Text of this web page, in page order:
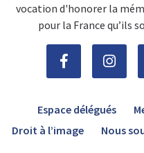
vocation d'honorer la
pour la France qu’ils
Espace délégués
Droit à l’image
Nous